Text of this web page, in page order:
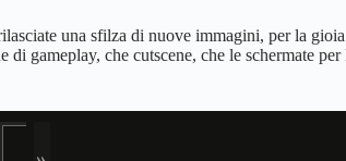
una sfilza di nuove immagini, per la
gameplay, che cutscene, che le schermate